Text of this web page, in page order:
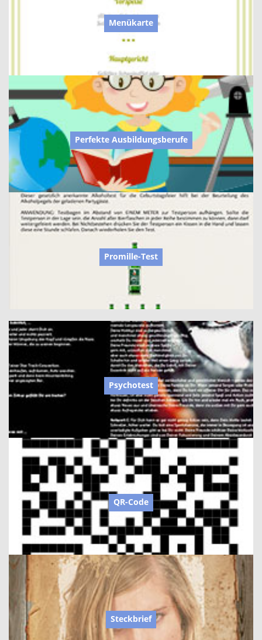
Menükarte
Perfekte Ausbildungsberufe
Promille-Test
Psychotest
QR-Code
Steckbrief